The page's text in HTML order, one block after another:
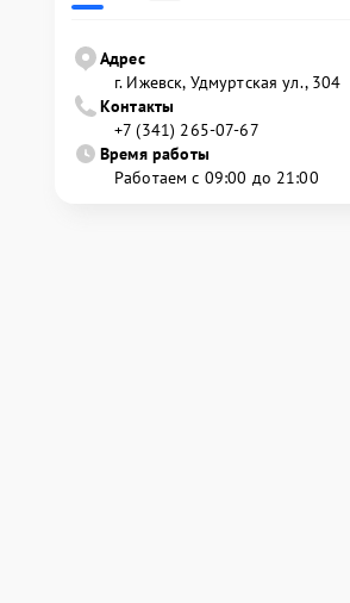
Адрес
г. Ижевск, Удмуртская ул., 304
Контакты
+7 (341) 265-07-67
Время работы
Работаем с 09:00 до 21:00